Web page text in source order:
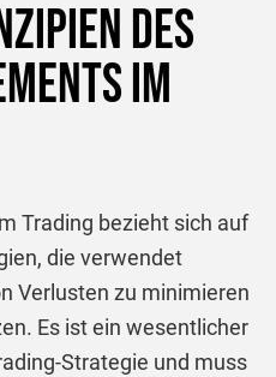
des
im
Trading bezieht sich auf
die verwendet
Verlusten zu minimieren
Es ist ein wesentlicher
Strategie und muss